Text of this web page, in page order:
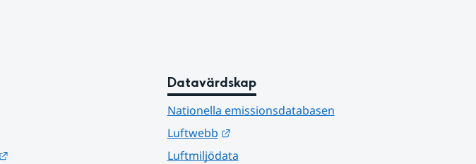
Datavärdskap
Nationella emissionsdatabasen
Luftwebb
Länk till annan webbplats.
Luftmiljödata